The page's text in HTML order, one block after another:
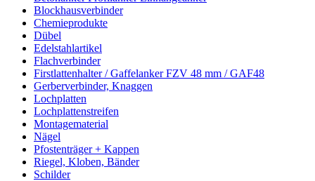
Blockhausverbinder
Chemieprodukte
Dübel
Edelstahlartikel
Flachverbinder
Firstlattenhalter / Gaffelanker FZV 48 mm / GAF48
Gerberverbinder, Knaggen
Lochplatten
Lochplattenstreifen
Montagematerial
Nägel
Pfostenträger + Kappen
Riegel, Kloben, Bänder
Schilder